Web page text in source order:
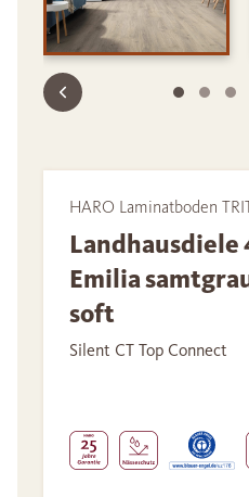
HARO Laminatboden
Landhausdiele
Emilia
soft
Silent CT Top Connect